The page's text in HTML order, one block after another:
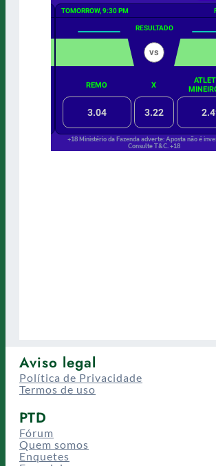
Aviso legal
Política de Privacidade
Termos de uso
PTD
Fórum
Quem somos
Enquetes